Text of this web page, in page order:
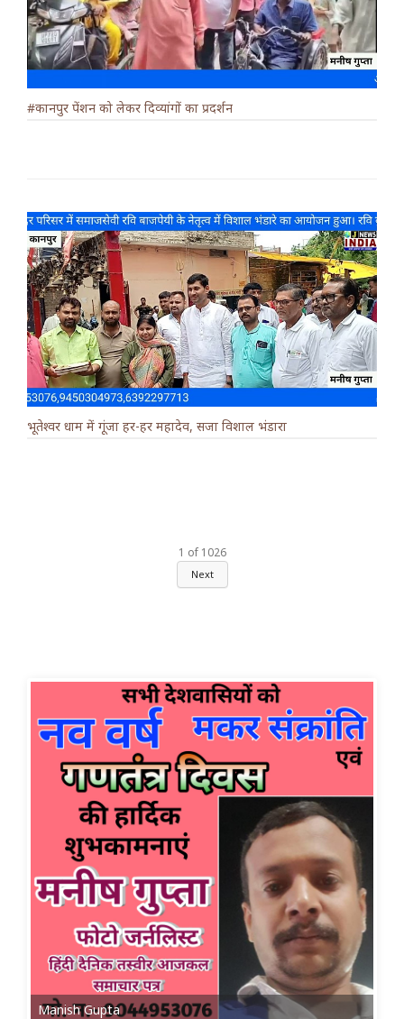
#कानपुर पेंशन को लेकर दिव्यांगों का प्रदर्शन
भूतेश्वर धाम में गूंजा हर-हर महादेव, सजा विशाल भंडारा
1 of 1026
Next
Manish Gupta